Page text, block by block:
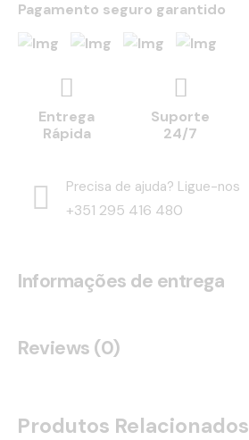
Pagamento seguro garantido
Entrega
Rápida
Suporte
24/7
Precisa de ajuda? Ligue-nos
+351 295 416 480
Informações de entrega
Reviews (0)
Produtos Relacionados